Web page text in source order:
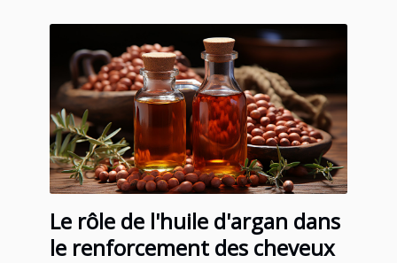
Le rôle de l'huile d'argan dans
le renforcement des cheveux